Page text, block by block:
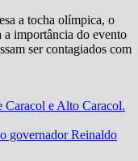
a tocha olímpica, o
a importância do evento
ser contagiados com
Caracol e Alto Caracol.
governador Reinaldo